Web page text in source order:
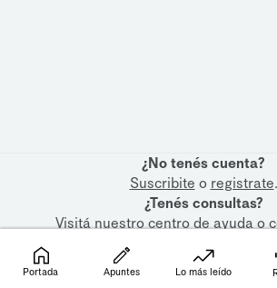
¿No tenés cuenta?
Suscribite o registrate.
¿Tenés consultas?
Visitá nuestrocentro de ayudao
Portada Apuntes Lo más leído